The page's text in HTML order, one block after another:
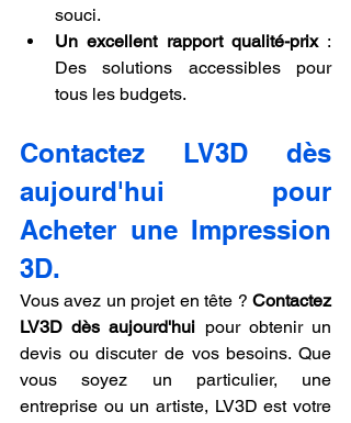
souci.
Un excellent rapport qualité-prix :
Des solutions accessibles pour
tous les budgets.
Contactez LV3D dès
aujourd'hui pour
Acheter une Impression
3D.
Vous avez un projet en tête ? Contactez
LV3D dès aujourd'hui pour obtenir un
devis ou discuter de vos besoins. Que
vous soyez un particulier, une
entreprise ou un artiste, LV3D est votre